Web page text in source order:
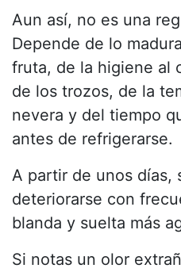
Aun así, no es una
Depende de lo
fruta, de la higiene al
de los trozos, de la
nevera y del tiempo
antes de refrigerarse.
A partir de unos días,
deteriorarse con
blanda y suelta más
Si notas un olor